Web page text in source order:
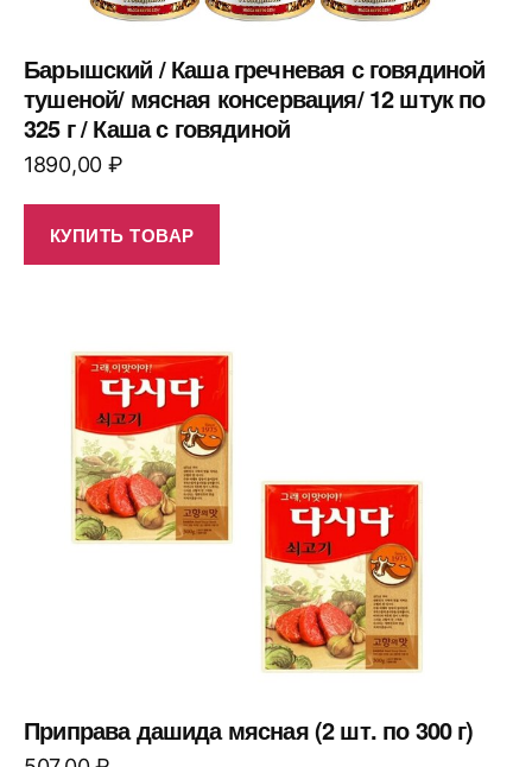
Барышский / Каша гречневая с говядиной
тушеной/ мясная консервация/ 12 штук по
325 г / Каша с говядиной
1890,00 ₽
КУПИТЬ ТОВАР
Приправа дашида мясная (2 шт. по 300 г)